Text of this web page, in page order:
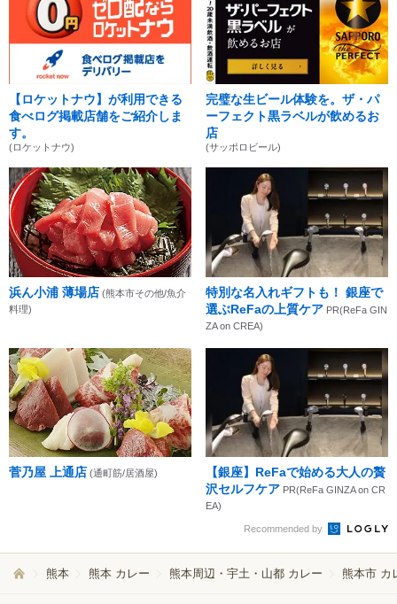
【ロケットナウ】が利用できる
食べログ掲載店舗をご紹介しま
す。
(ロケットナウ)
完璧な生ビール体験を。ザ・パ
ーフェクト黒ラベルが飲めるお
店
(サッポロビール)
浜ん小浦 薄場店 (熊本市その他/魚介
料理)
特別な名入れギフトも！ 銀座で
選ぶReFaの上質ケア PR(ReFa GIN
ZA on CREA)
菅乃屋 上通店 (通町筋/居酒屋)
【銀座】ReFaで始める大人の贅
沢セルフケア PR(ReFa GINZA on CR
EA)
Recommended by
熊本 熊本 カレー 熊本周辺・宇土・山都 カレー 熊本市 カ